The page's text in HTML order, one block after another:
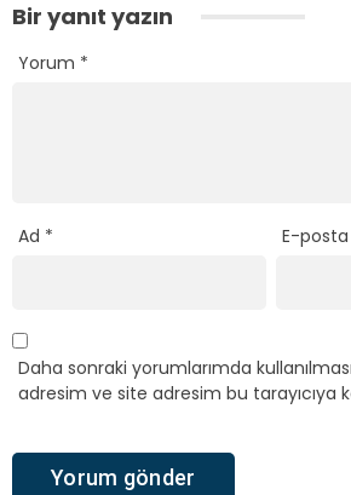
Bir yanıt yazın
Yorum *
Ad * E-posta
Daha sonraki yorumlarımda
adresim ve site adresim bu tarayıcıya